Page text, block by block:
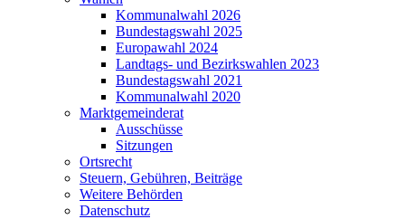
Kommunalwahl 2026
Bundestagswahl 2025
Europawahl 2024
Landtags- und Bezirkswahlen 2023
Bundestagswahl 2021
Kommunalwahl 2020
Marktgemeinderat
Ausschüsse
Sitzungen
Ortsrecht
Steuern, Gebühren, Beiträge
Weitere Behörden
Datenschutz